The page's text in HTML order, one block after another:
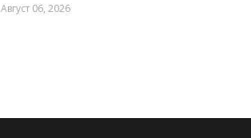
Август 06, 2026